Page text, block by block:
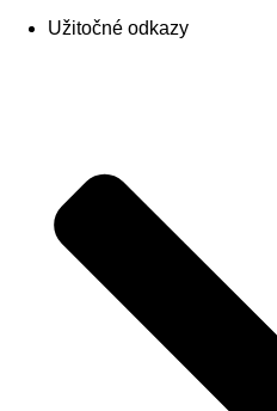
Užitočné odkazy